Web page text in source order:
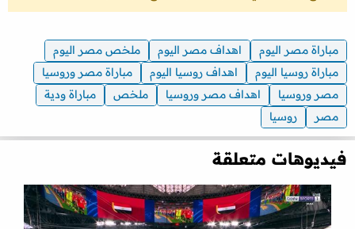
مباراة مصر اليوم اهداف مصر اليوم
ملخص مصر اليوم
مباراة روسيا اليوم
اهداف روسيا اليوم
مباراة مصر وروسيا
مصر وروسيا
اهداف مصر وروسيا ملخص
مباراة ودية
مصر
روسيا
فيديوهات متعلقة